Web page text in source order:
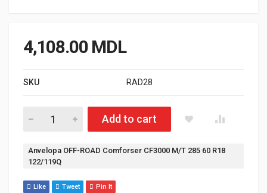
4,108.00 MDL
SKU RAD28
Cantitate Anvelopa OFF-ROAD Comforser CF3000 M/T 285
Add to cart
Etichetă:
Anvelopa OFF-ROAD Comforser CF3000 M/T 285 60 R18
122/119Q
Like Tweet Pin It